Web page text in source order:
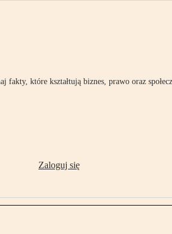
które kształtują biznes, prawo oraz
Zaloguj się